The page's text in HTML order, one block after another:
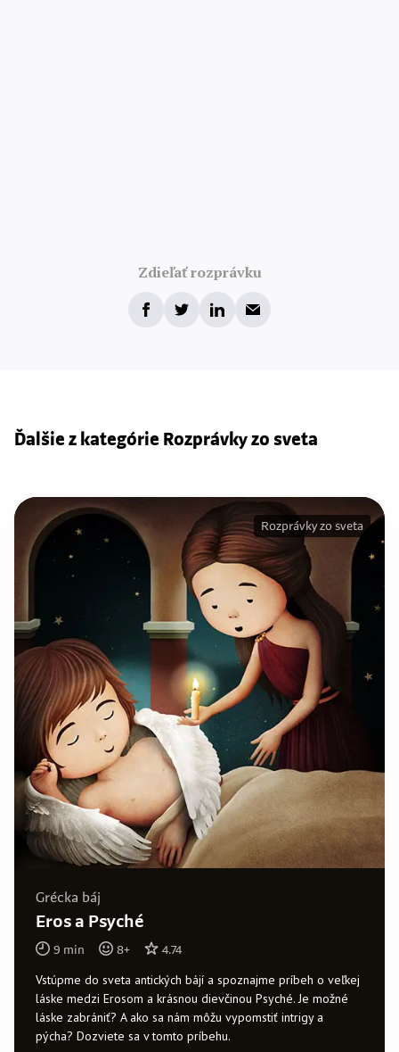
Zdieľať rozprávku
Ďalšie z kategórie Rozprávky zo sveta
Grécka báj
Eros a Psyché
9 min 8+ 4.74
Vstúpme do sveta antických bájí a spoznajme príbeh o veľkej
láske medzi Erosom a krásnou dievčinou Psyché. Je možné
láske zabrániť? A ako sa nám môžu vypomstiť intrigy a
pýcha? Dozviete sa v tomto príbehu.
Rozprávky zo sveta